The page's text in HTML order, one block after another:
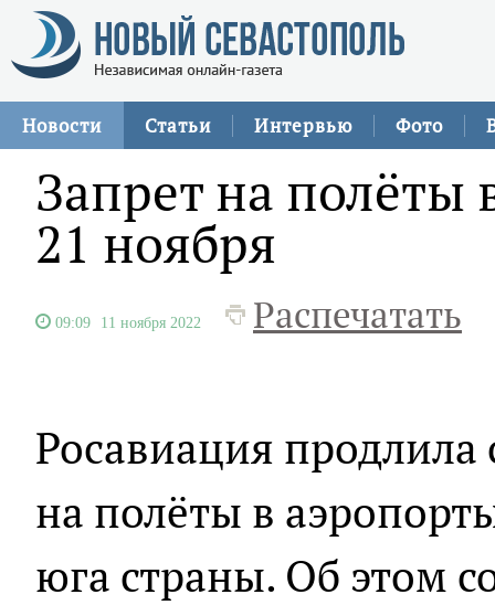
Новости Статьи Интервью Фото
Запрет на
21 ноября
09:09 11 ноября 2022 Распечатать
Росавиация продлила
на полёты в
юга страны. Об этом